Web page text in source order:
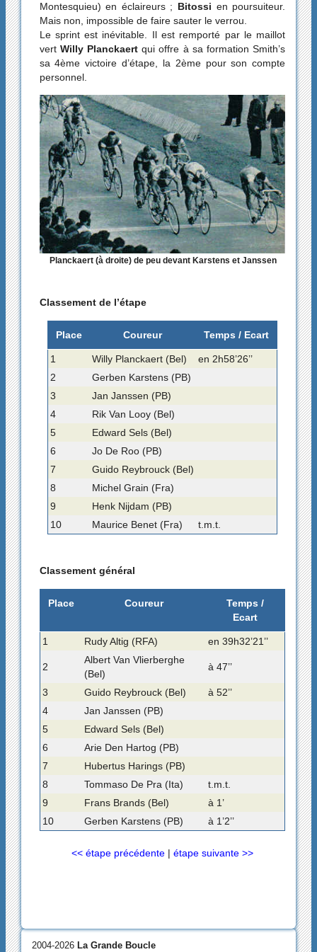
Montesquieu) en éclaireurs ; Bitossi en poursuiteur.
Mais non, impossible de faire sauter le verrou.
Le sprint est inévitable. Il est remporté par le maillot
vert Willy Planckaertqui offre à sa formation Smith’s
sa 4ème victoire d’étape, la 2ème pour son compte
personnel.
Planckaert (à droite) de peu devant Karstens et Janssen
Classement de l’étape
Place Coureur Temps / Ecart
1 Willy Planckaert (Bel)
en 2h58’26’’
2
Gerben Karstens (PB)
3
Jan Janssen (PB)
4
Rik Van Looy (Bel)
5
Edward Sels (Bel)
6
Jo De Roo (PB)
7
Guido Reybrouck (Bel)
8
Michel Grain (Fra)
9
Henk Nijdam (PB)
10
Maurice Benet (Fra) t.m.t.
Classement général
Place Coureur
Temps /
Ecart
1 Rudy Altig (RFA) en 39h32’21’’
2
Albert Van Vlierberghe
(Bel)
à 47’’
3 Guido Reybrouck (Bel)
à 52’’
4
Jan Janssen (PB)
5
Edward Sels (Bel)
6
Arie Den Hartog (PB)
7
Hubertus Harings (PB)
8
Tommaso De Pra (Ita)
t.m.t.
9
Frans Brands (Bel)
à 1’
10
Gerben Karstens (PB) à 1’2’’
<< étape précédente| étape suivante >>
2004-2026 La Grande Boucle